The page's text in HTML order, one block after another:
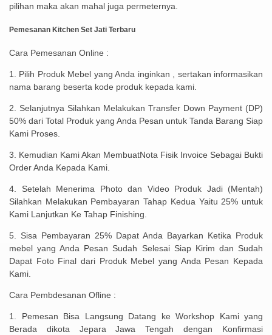
pilihan maka akan mahal juga permeternya.
Pemesanan Kitchen Set Jati Terbaru
Cara Pemesanan Online :
1. Pilih Produk Mebel yang Anda inginkan , sertakan informasikan
nama barang beserta kode produk kepada kami.
2. Selanjutnya Silahkan Melakukan Transfer Down Payment (DP)
50% dari Total Produk yang Anda Pesan untuk Tanda Barang Siap
Kami Proses.
3. Kemudian Kami Akan MembuatNota Fisik Invoice Sebagai Bukti
Order Anda Kepada Kami.
4. Setelah Menerima Photo dan Video Produk Jadi (Mentah)
Silahkan Melakukan Pembayaran Tahap Kedua Yaitu 25% untuk
Kami Lanjutkan Ke Tahap Finishing.
5. Sisa Pembayaran 25% Dapat Anda Bayarkan Ketika Produk
mebel yang Anda Pesan Sudah Selesai Siap Kirim dan Sudah
Dapat Foto Final dari Produk Mebel yang Anda Pesan Kepada
Kami.
Cara Pembdesanan Ofline :
1. Pemesan Bisa Langsung Datang ke Workshop Kami yang
Berada dikota Jepara Jawa Tengah dengan Konfirmasi